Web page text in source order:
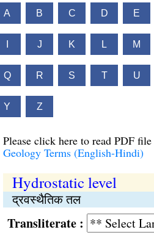
A B C D E
J K L M
Q R S T U
Y Z
Please click here to read PDF file
Geology Terms (English-Hindi)
Hydrostatic level
द्रवस्थैतिक तल
: